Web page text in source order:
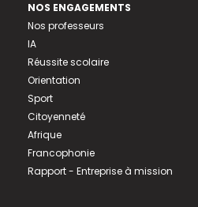
NOS ENGAGEMENTS
Nos professeurs
IA
Réussite scolaire
Orientation
Sport
Citoyenneté
Afrique
Francophonie
Rapport - Entreprise à mission